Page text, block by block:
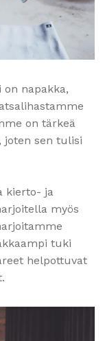
on napakka,
on tärkeä
joten sen tulisi
kierto- ja
myös
tuki
helpottuvat